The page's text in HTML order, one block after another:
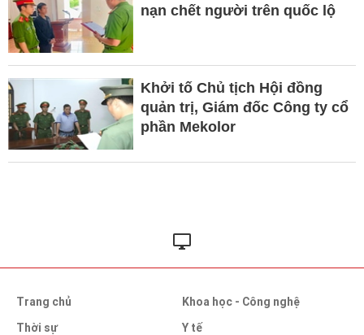
nạn chết người trên quốc lộ
Khởi tố Chủ tịch Hội đồng
quản trị, Giám đốc Công ty cổ
phần Mekolor
Trang chủ
Thời sự
Khoa học - Công nghệ
Y tế